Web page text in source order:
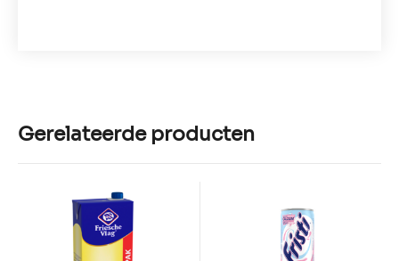
Gerelateerde producten